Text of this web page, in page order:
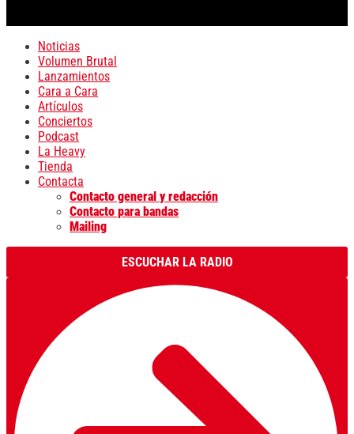
Noticias
Volumen Brutal
Lanzamientos
Cara a Cara
Artículos
Conciertos
Podcast
La Heavy
Tienda
Contacta
Contacto general y redacción
Contacto para bandas
Mailing
ESCUCHAR LA RADIO